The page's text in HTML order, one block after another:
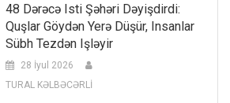
48 Dərəcə Isti Şəhəri Dəyişdirdi:
Quşlar Göydən Yerə Düşür, Insanlar
Sübh Tezdən Işləyir
28 İyul 2026
TURAL KƏLBƏCƏRLİ